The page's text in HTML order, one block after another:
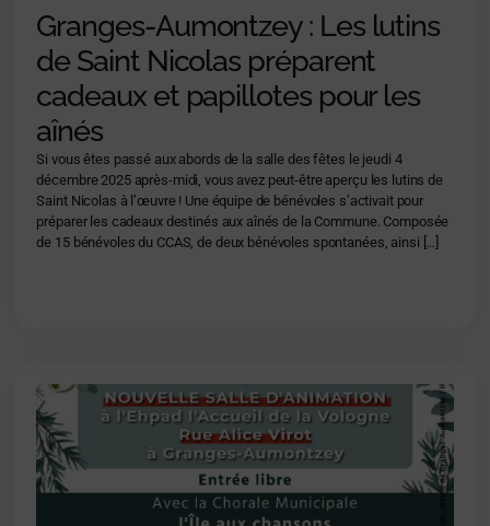
Granges-Aumontzey : Les lutins
de Saint Nicolas préparent
cadeaux et papillotes pour les
aînés
Si vous êtes passé aux abords de la salle des fêtes le jeudi 4
décembre 2025 après-midi, vous avez peut-être aperçu les lutins de
Saint Nicolas à l’œuvre ! Une équipe de bénévoles s’activait pour
préparer les cadeaux destinés aux aînés de la Commune. Composée
de 15 bénévoles du CCAS, de deux bénévoles spontanées, ainsi […]